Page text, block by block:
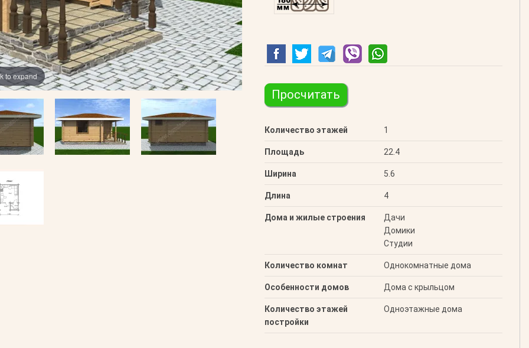
to expand
Просчитать
Количество этажей 1
Площадь 22.4
Ширина 5.6
Длина 4
Дома и жилые строения
Дачи
Домики
Студии
Количество комнат Однокомнатные дома
Особенности домов Дома с крыльцом
Количество этажей
постройки
Одноэтажные дома